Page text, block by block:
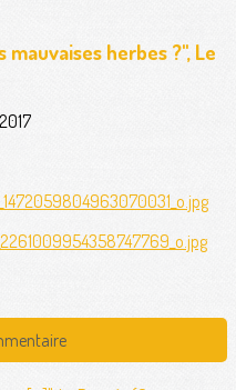
herbes ?", Le